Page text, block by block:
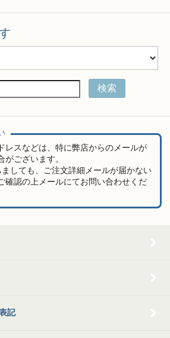
検索
レスなどは、特に弊店からのメールが
がございます。
しても、ご注文詳細メールが届かない
確認の上メールにてお問い合わせくだ
記